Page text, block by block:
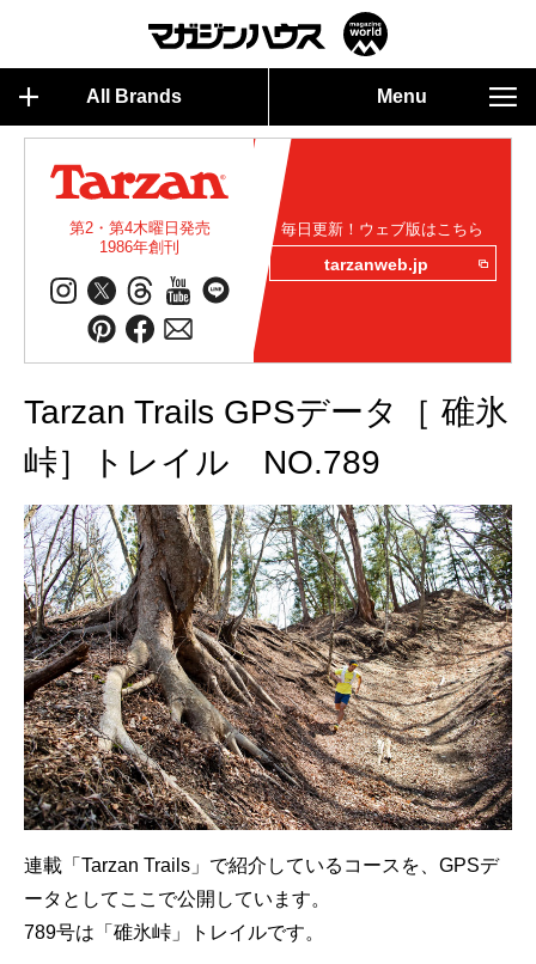
All Brands Menu
第2・第4木曜日発売
1986年創刊
毎日更新！ウェブ版はこちら
tarzanweb.jp
Tarzan Trails GPSデータ［ 碓氷
峠］トレイル NO.789
連載「Tarzan Trails」で紹介しているコースを、GPSデ
ータとしてここで公開しています。
789号は「碓氷峠」トレイルです。